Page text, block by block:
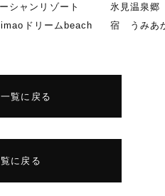
シャンリゾート
ドリームbeach
氷見温泉
宿 うみあ
覧に戻る
に戻る